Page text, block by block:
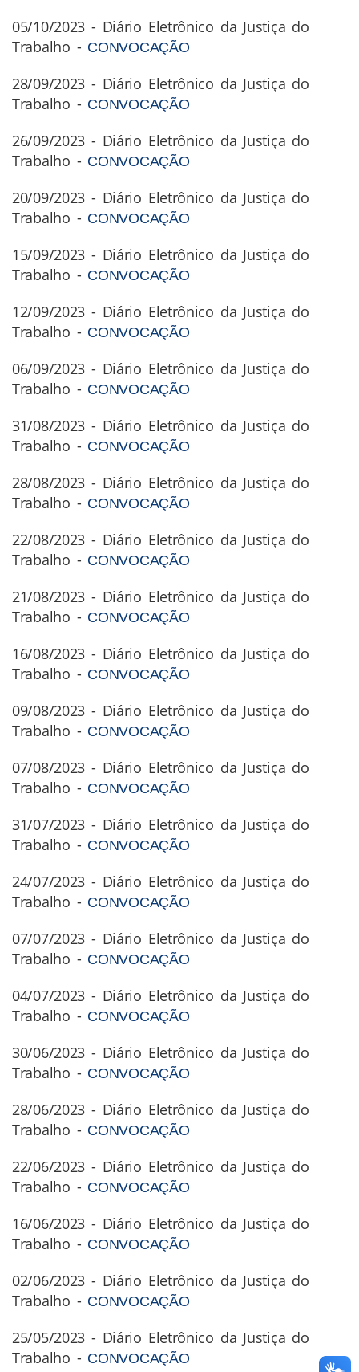
05/10/2023 - Diário Eletrônico da Justiça do
Trabalho - CONVOCAÇÃO
28/09/2023 - Diário Eletrônico da Justiça do
Trabalho - CONVOCAÇÃO
26/09/2023 - Diário Eletrônico da Justiça do
Trabalho - CONVOCAÇÃO
20/09/2023 - Diário Eletrônico da Justiça do
Trabalho - CONVOCAÇÃO
15/09/2023 - Diário Eletrônico da Justiça do
Trabalho - CONVOCAÇÃO
12/09/2023 - Diário Eletrônico da Justiça do
Trabalho - CONVOCAÇÃO
06/09/2023 - Diário Eletrônico da Justiça do
Trabalho - CONVOCAÇÃO
31/08/2023 - Diário Eletrônico da Justiça do
Trabalho - CONVOCAÇÃO
28/08/2023 - Diário Eletrônico da Justiça do
Trabalho - CONVOCAÇÃO
22/08/2023 - Diário Eletrônico da Justiça do
Trabalho - CONVOCAÇÃO
21/08/2023 - Diário Eletrônico da Justiça do
Trabalho - CONVOCAÇÃO
16/08/2023 - Diário Eletrônico da Justiça do
Trabalho - CONVOCAÇÃO
09/08/2023 - Diário Eletrônico da Justiça do
Trabalho - CONVOCAÇÃO
07/08/2023 - Diário Eletrônico da Justiça do
Trabalho - CONVOCAÇÃO
31/07/2023 - Diário Eletrônico da Justiça do
Trabalho - CONVOCAÇÃO
24/07/2023 - Diário Eletrônico da Justiça do
Trabalho - CONVOCAÇÃO
07/07/2023 - Diário Eletrônico da Justiça do
Trabalho - CONVOCAÇÃO
04/07/2023 - Diário Eletrônico da Justiça do
Trabalho - CONVOCAÇÃO
30/06/2023 - Diário Eletrônico da Justiça do
Trabalho - CONVOCAÇÃO
28/06/2023 - Diário Eletrônico da Justiça do
Trabalho - CONVOCAÇÃO
22/06/2023 - Diário Eletrônico da Justiça do
Trabalho - CONVOCAÇÃO
16/06/2023 - Diário Eletrônico da Justiça do
Trabalho - CONVOCAÇÃO
02/06/2023 - Diário Eletrônico da Justiça do
Trabalho - CONVOCAÇÃO
25/05/2023 - Diário Eletrônico da Justiça do
Trabalho - CONVOCAÇÃO